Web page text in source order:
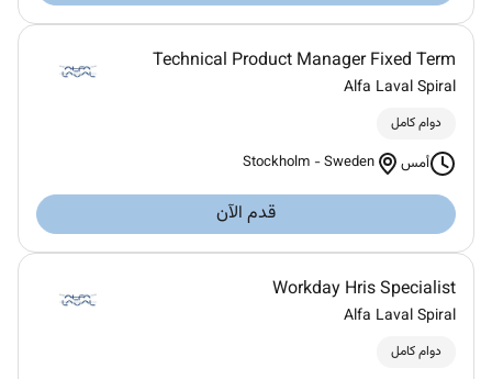
Technical Product Manager Fixed Term
Alfa Laval Spiral
دوام كامل
أمس Stockholm -Sweden
قدم الآن
Workday Hris Specialist
Alfa Laval Spiral
دوام كامل